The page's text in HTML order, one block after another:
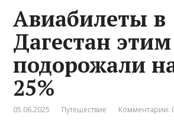
Авиабилеты в
Дагестан
подорожали
25%
05.06.2025 Путешествие Комментарии: